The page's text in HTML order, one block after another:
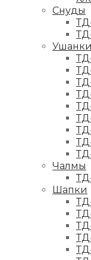
Снуды
Ушанки
Чалмы
Шапки